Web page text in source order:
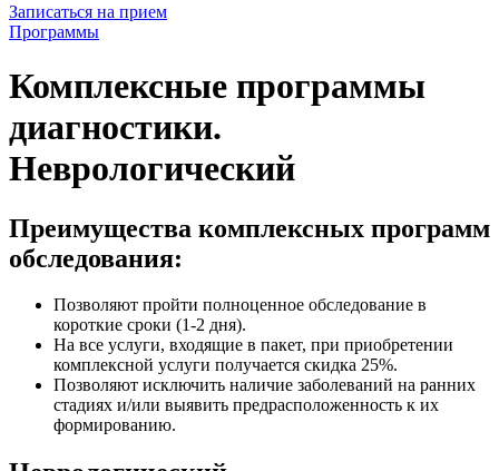
Записаться на прием
Программы
Комплексные программы
диагностики.
Неврологический
Преимущества комплексных программ
обследования:
Позволяют пройти полноценное обследование в
короткие сроки (1-2 дня).
На все услуги, входящие в пакет, при приобретении
комплексной услуги получается скидка 25%.
Позволяют исключить наличие заболеваний на ранних
стадиях и/или выявить предрасположенность к их
формированию.